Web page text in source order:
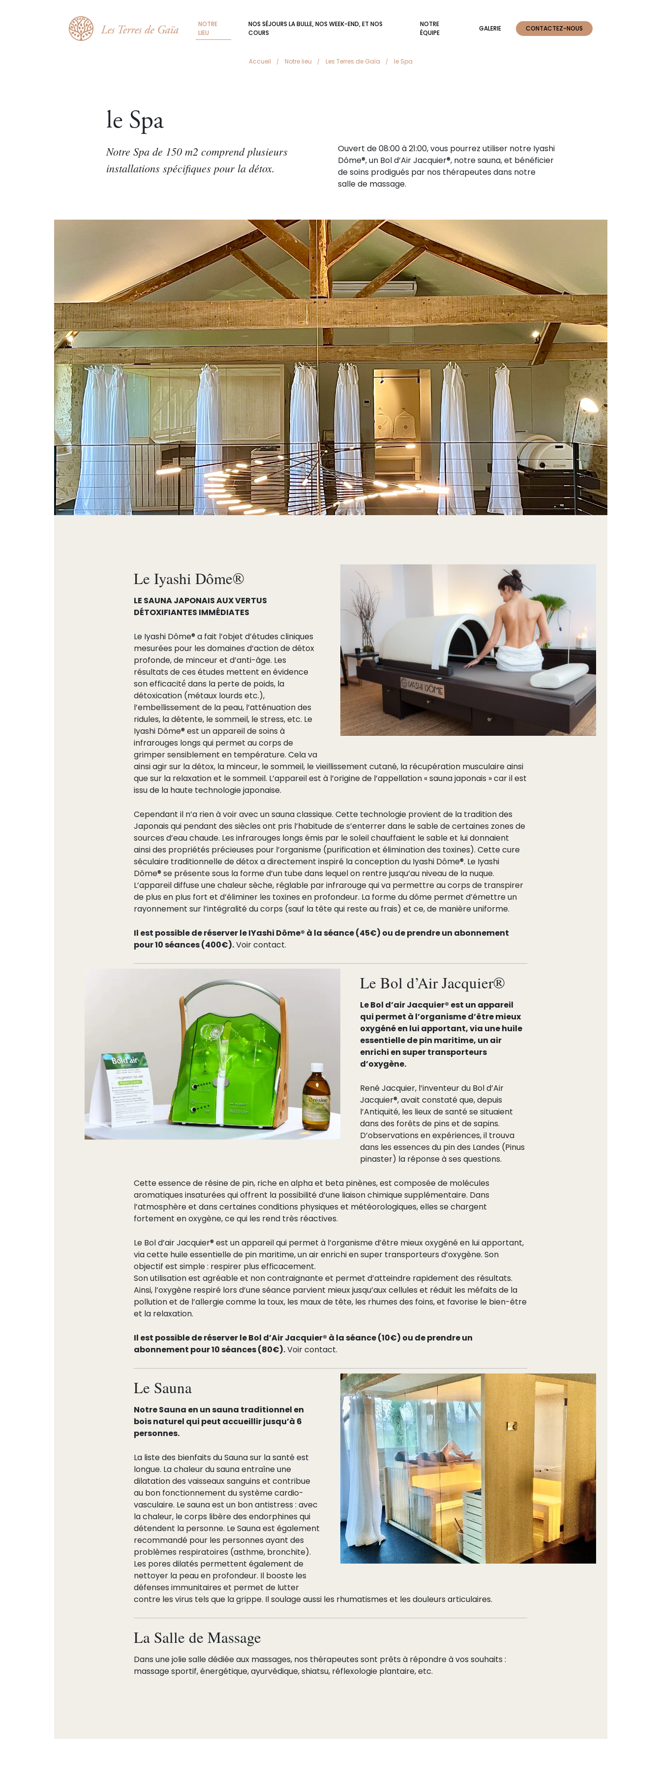
NOTRE
LIEU
NOS SÉJOURS LA BULLE, NOS WEEK-END, ET NOS
COURS
NOTRE
ÉQUIPE
GALERIE CONTACTEZ-NOUS
Accueil Notre lieu Les Terres de Gaïa le Spa
le Spa
Notre Spa de 150 m2 comprend plusieurs
installations spécifiques pour la détox.
Ouvert de 08:00 à 21:00, vous pourrez utiliser notre Iyashi
Dôme®, un Bol d’Air Jacquier®, notre sauna, et bénéficier
de soins prodigués par nos thérapeutes dans notre
salle de massage.
Le Iyashi Dôme®
LE SAUNA JAPONAIS AUX VERTUS
DÉTOXIFIANTES IMMÉDIATES
Le Iyashi Dôme® a fait l’objet d’études cliniques
mesurées pour les domaines d’action de détox
profonde, de minceur et d’anti-âge. Les
résultats de ces études mettent en évidence
son efficacité́ dans la perte de poids, la
détoxication (métaux lourds etc.),
l’embellissement de la peau, l’atténuation des
ridules, la détente, le sommeil, le stress, etc. Le
Iyashi Dôme® est un appareil de soins à
infrarouges longs qui permet au corps de
grimper sensiblement en température. Cela va
ainsi agir sur la détox, la minceur, le sommeil, le vieillissement cutané, la récupération musculaire ainsi
que sur la relaxation et le sommeil. L’appareil est à l’origine de l’appellation « sauna japonais » car il est
issu de la haute technologie japonaise.
Cependant il n’a rien à voir avec un sauna classique. Cette technologie provient de la tradition des
Japonais qui pendant des siècles ont pris l’habitude de s’enterrer dans le sable de certaines zones de
sources d’eau chaude. Les infrarouges longs émis par le soleil chauffaient le sable et lui donnaient
ainsi des propriétés précieuses pour l’organisme (purification et élimination des toxines). Cette cure
séculaire traditionnelle de détox a directement inspiré la conception du Iyashi Dôme®. Le Iyashi
Dôme® se présente sous la forme d’un tube dans lequel on rentre jusqu’au niveau de la nuque.
L’appareil diffuse une chaleur sèche, réglable par infrarouge qui va permettre au corps de transpirer
de plus en plus fort et d’éliminer les toxines en profondeur. La forme du dôme permet d’émettre un
rayonnement sur l’intégralité du corps (sauf la tête qui reste au frais) et ce, de manière uniforme.
Il est possible de réserver le IYashi Dôme® à la séance (45€) ou de prendre un abonnement
pour 10 séances (400€).Voir contact.
Le Bol d’Air Jacquier®
Le Bol d’air Jacquier® est un appareil
qui permet à l’organisme d’être mieux
oxygéné en lui apportant, via une huile
essentielle de pin maritime, un air
enrichi en super transporteurs
d’oxygène.
René Jacquier, l’inventeur du Bol d’Air
Jacquier®, avait constaté que, depuis
l’Antiquité, les lieux de santé se situaient
dans des forêts de pins et de sapins.
D’observations en expériences, il trouva
dans les essences du pin des Landes (Pinus
pinaster) la réponse à ses questions.
Cette essence de résine de pin, riche en alpha et beta pinènes, est composée de molécules
aromatiques insaturées qui offrent la possibilité d’une liaison chimique supplémentaire. Dans
l’atmosphère et dans certaines conditions physiques et météorologiques, elles se chargent
fortement en oxygène, ce qui les rend très réactives.
Le Bol d’air Jacquier® est un appareil qui permet à l’organisme d’être mieux oxygéné en lui apportant,
via cette huile essentielle de pin maritime, un air enrichi en super transporteurs d’oxygène. Son
objectif est simple : respirer plus efficacement.
Son utilisation est agréable et non contraignante et permet d’atteindre rapidement des résultats.
Ainsi, l’oxygène respiré lors d’une séance parvient mieux jusqu’aux cellules et réduit les méfaits de la
pollution et de l’allergie comme la toux, les maux de tête, les rhumes des foins, et favorise le bien-être
et la relaxation.
Il est possible de réserver le Bol d’Air Jacquier® à la séance (10€) ou de prendre un
abonnement pour 10 séances (80€).Voir contact.
Le Sauna
Notre Sauna en un sauna traditionnel en
bois naturel qui peut accueillir jusqu’à 6
personnes.
La liste des bienfaits du Sauna sur la santé est
longue. La chaleur du sauna entraîne une
dilatation des vaisseaux sanguins et contribue
au bon fonctionnement du système cardio-
vasculaire. Le sauna est un bon antistress : avec
la chaleur, le corps libère des endorphines qui
détendent la personne. Le Sauna est également
recommandé pour les personnes ayant des
problèmes respiratoires (asthme, bronchite).
Les pores dilatés permettent également de
nettoyer la peau en profondeur. Il booste les
défenses immunitaires et permet de lutter
contre les virus tels que la grippe. Il soulage aussi les rhumatismes et les douleurs articulaires.
La Salle de Massage
Dans une jolie salle dédiée aux massages, nos thérapeutes sont prêts à répondre à vos souhaits :
massage sportif, énergétique, ayurvédique, shiatsu, réflexologie plantaire, etc.